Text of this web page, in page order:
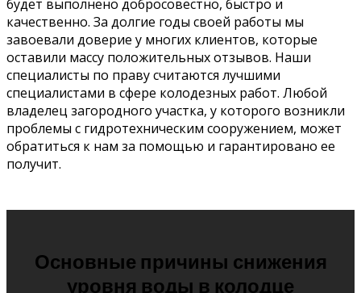
будет выполнено добросовестно, быстро и
качественно. За долгие годы своей работы мы
завоевали доверие у многих клиентов, которые
оставили массу положительных отзывов. Наши
специалисты по праву считаются лучшими
специалистами в сфере колодезных работ. Любой
владелец загородного участка, у которого возникли
проблемы с гидротехническим сооружением, может
обратиться к нам за помощью и гарантировано ее
получит.
Основные причины снижения
уровня воды в колодце